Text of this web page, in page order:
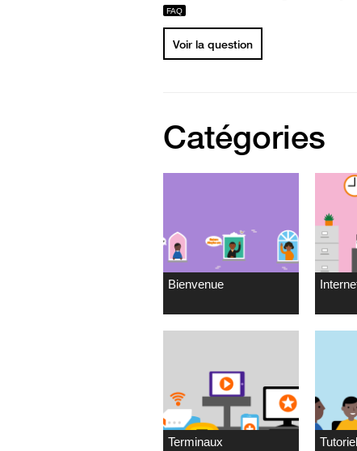
Voir la question
Catégories
Bienvenue
Terminaux Tutoriel